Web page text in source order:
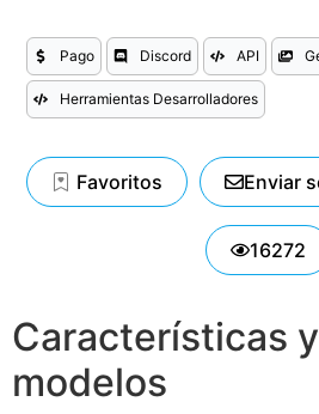
Pago Discord API
Herramientas Desarrolladores
Favoritos Enviar
16272
Características
modelos